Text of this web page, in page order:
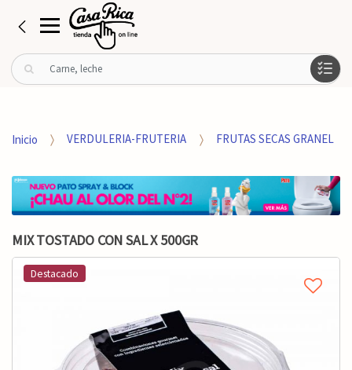
B
u
r
o
:
Inicio VERDULERIA-FRUTERIA FRUTAS SECAS GRANEL
MIX TOSTADO CON SAL X 500GR
Destacado